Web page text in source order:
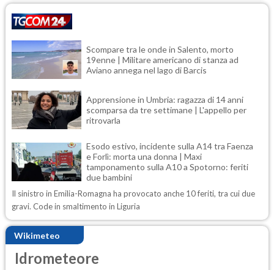
Scompare tra le onde in Salento, morto
19enne | Militare americano di stanza ad
Aviano annega nel lago di Barcis
Apprensione in Umbria: ragazza di 14 anni
scomparsa da tre settimane | L'appello per
ritrovarla
Esodo estivo, incidente sulla A14 tra Faenza
e Forlì: morta una donna | Maxi
tamponamento sulla A10 a Spotorno: feriti
due bambini
Il sinistro in Emilia-Romagna ha provocato anche 10 feriti, tra cui due
gravi. Code in smaltimento in Liguria
Wikimeteo
Idrometeore